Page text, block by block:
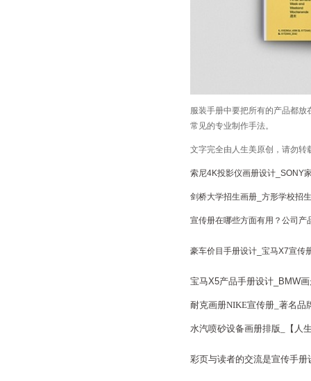
服装手册中要把所有的产品都
常见的专业制作手法。
文字完全由人生美原创，请勿转
索尼4K投影仪画册设计_SONY
剑桥大学招生画册_方形学校招
宣传册在哪些方面有用？公司产
豪车价目手册设计_宝马X7宣传
宝马X5产品手册设计_BMW
耐克画册NIKE宣传册_著名品
水汽喷砂设备画册排版_【人
彩页与读者的交流是宣传手册